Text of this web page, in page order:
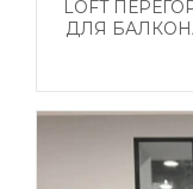
LOFT
ДЛЯ